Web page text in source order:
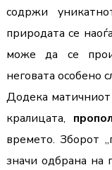
содржи
природата се
може да се
неговата особено
Додека матичниот
кралицата,
времето. Зборот
значи одбрана на